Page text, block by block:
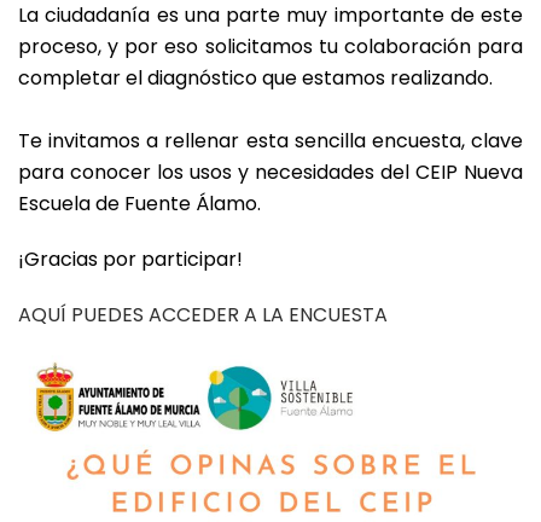
La ciudadanía es una parte muy importante de este
proceso, y por eso solicitamos tu colaboración para
completar el diagnóstico que estamos realizando.
Te invitamos a rellenar esta sencilla encuesta, clave
para conocer los usos y necesidades del CEIP Nueva
Escuela de Fuente Álamo.
¡Gracias por participar!
AQUÍ PUEDES ACCEDER A LA ENCUESTA